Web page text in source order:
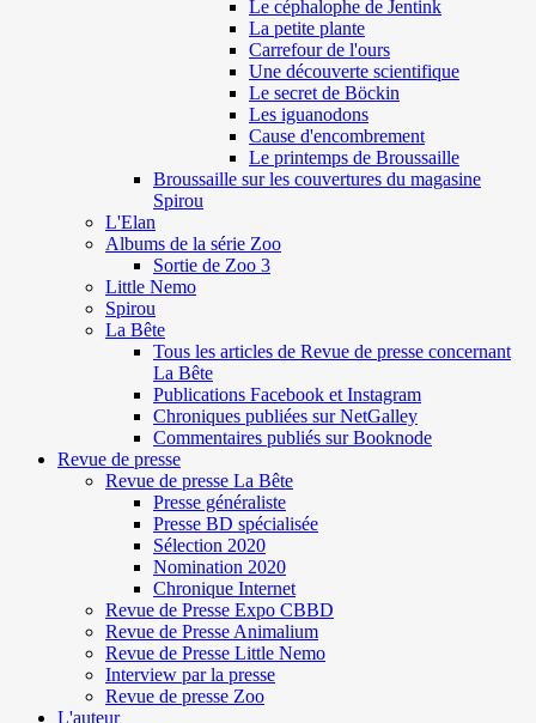
Le céphalophe de Jentink
La petite plante
Carrefour de l'ours
Une découverte scientifique
Le secret de Böckin
Les iguanodons
Cause d'encombrement
Le printemps de Broussaille
Broussaille sur les couvertures du magasine
Spirou
L'Elan
Albums de la série Zoo
Sortie de Zoo 3
Little Nemo
Spirou
La Bête
Tous les articles de Revue de presse concernant
La Bête
Publications Facebook et Instagram
Chroniques publiées sur NetGalley
Commentaires publiés sur Booknode
Revue de presse
Revue de presse La Bête
Presse généraliste
Presse BD spécialisée
Sélection 2020
Nomination 2020
Chronique Internet
Revue de Presse Expo CBBD
Revue de Presse Animalium
Revue de Presse Little Nemo
Interview par la presse
Revue de presse Zoo
L'auteur